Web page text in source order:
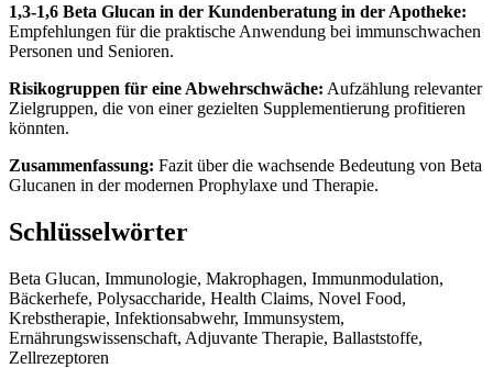
1,3-1,6 Beta Glucan in der Kundenberatung in der Apotheke:
Empfehlungen für die praktische Anwendung bei immunschwachen
Personen und Senioren.
Risikogruppen für eine Abwehrschwäche: Aufzählung relevanter
Zielgruppen, die von einer gezielten Supplementierung profitieren
könnten.
Zusammenfassung: Fazit über die wachsende Bedeutung von Beta
Glucanen in der modernen Prophylaxe und Therapie.
Schlüsselwörter
Beta Glucan, Immunologie, Makrophagen, Immunmodulation,
Bäckerhefe, Polysaccharide, Health Claims, Novel Food,
Krebstherapie, Infektionsabwehr, Immunsystem,
Ernährungswissenschaft, Adjuvante Therapie, Ballaststoffe,
Zellrezeptoren